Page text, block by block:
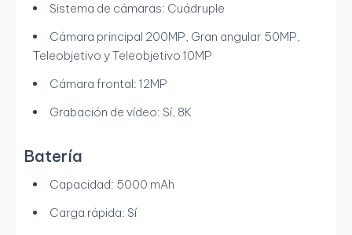
Sistema de cámaras: Cuádruple
Cámara principal 200MP, Gran angular 50MP,
Teleobjetivo y Teleobjetivo 10MP
Cámara frontal: 12MP
Grabación de vídeo: Sí, 8K
Batería
Capacidad: 5000 mAh
Carga rápida: Sí